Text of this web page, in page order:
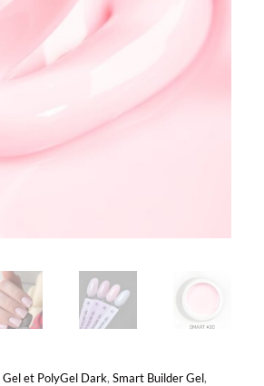
Gel et PolyGel Dark, Smart Builder Gel,